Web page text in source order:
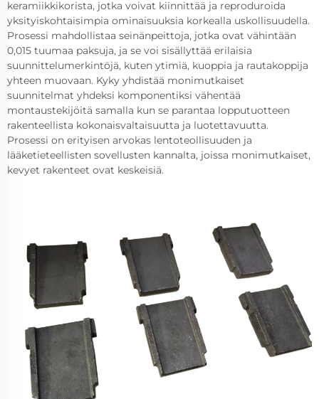
keramiikkikorista, jotka voivat kiinnittää ja reproduroida
yksityiskohtaisimpia ominaisuuksia korkealla uskollisuudella.
Prosessi mahdollistaa seinänpeittoja, jotka ovat vähintään
0,015 tuumaa paksuja, ja se voi sisällyttää erilaisia
suunnittelumerkintöjä, kuten ytimiä, kuoppia ja rautakoppija
yhteen muovaan. Kyky yhdistää monimutkaiset
suunnitelmat yhdeksi komponentiksi vähentää
montaustekijöitä samalla kun se parantaa lopputuotteen
rakenteellista kokonaisvaltaisuutta ja luotettavuutta.
Prosessi on erityisen arvokas lentoteollisuuden ja
lääketieteellisten sovellusten kannalta, joissa monimutkaiset,
kevyet rakenteet ovat keskeisiä.